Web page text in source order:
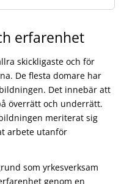
erfarenhet
skickligaste och för
De flesta domare har
Det innebär att
överrätt och underrätt.
meriterat sig
arbete utanför
som yrkesverksam
genom en